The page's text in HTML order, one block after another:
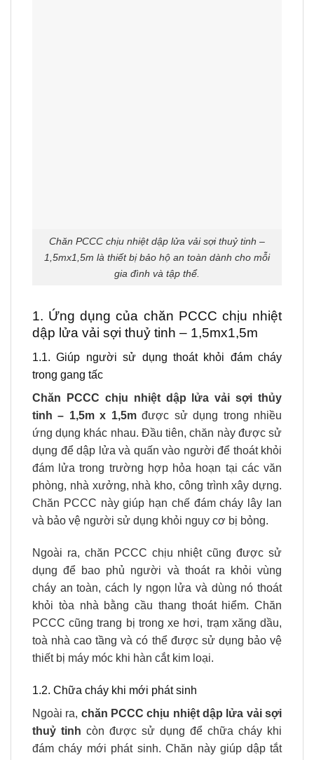
Chăn PCCC chịu nhiệt dập lửa vải sợi thuỷ tinh –
1,5mx1,5m là thiết bị bảo hộ an toàn dành cho mỗi
gia đình và tập thể.
1. Ứng dụng của chăn PCCC chịu nhiệt
dập lửa vải sợi thuỷ tinh – 1,5mx1,5m
1.1. Giúp người sử dụng thoát khỏi đám cháy
trong gang tấc
Chăn PCCC chịu nhiệt dập lửa vải sợi thủy
tinh – 1,5m x 1,5mđược sử dụng trong nhiều
ứng dụng khác nhau. Đầu tiên, chăn này được sử
dụng để dập lửa và quấn vào người để thoát khỏi
đám lửa trong trường hợp hỏa hoạn tại các văn
phòng, nhà xưởng, nhà kho, công trình xây dựng.
Chăn PCCC này giúp hạn chế đám cháy lây lan
và bảo vệ người sử dụng khỏi nguy cơ bị bỏng.
Ngoài ra, chăn PCCC chịu nhiệt cũng được sử
dụng để bao phủ người và thoát ra khỏi vùng
cháy an toàn, cách ly ngọn lửa và dùng nó thoát
khỏi tòa nhà bằng cầu thang thoát hiểm. Chăn
PCCC cũng trang bị trong xe hơi, trạm xăng dầu,
toà nhà cao tầng và có thể được sử dụng bảo vệ
thiết bị máy móc khi hàn cắt kim loại.
1.2. Chữa cháy khi mới phát sinh
Ngoài ra, chăn PCCC chịu nhiệt dập lửa vải sợi
thuỷ tinh còn được sử dụng để chữa cháy khi
đám cháy mới phát sinh. Chăn này giúp dập tắt